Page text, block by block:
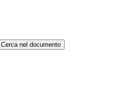
Cerca nel documento